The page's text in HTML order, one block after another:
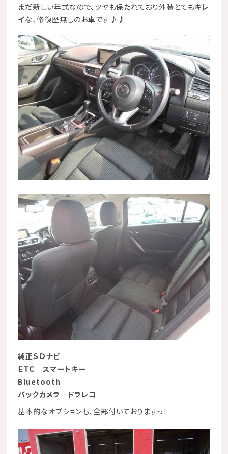
まだ新しい年式なので、ツヤも保たれており外装とてもキレ
イな、修復歴無しのお車です♪♪
純正ＳＤナビ
ＥＴＣ スマートキー
Bluetooth
バックカメラ ドラレコ
基本的なオプションも、全部付いておりますっ！